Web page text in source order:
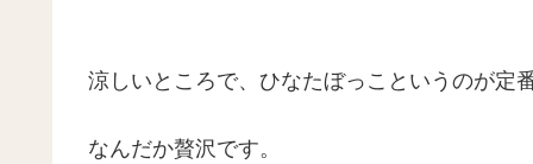
涼しいところで、ひなたぼっこというのが定
なんだか贅沢です。